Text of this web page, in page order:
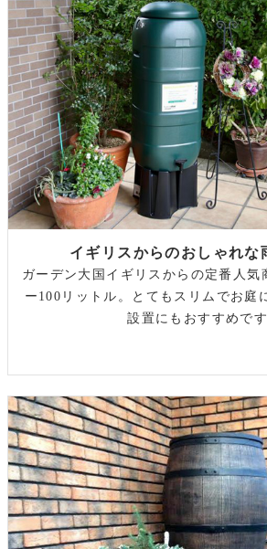
イギリスからのおしゃれな
ガーデン大国イギリスからの定番人気
ー100リットル。とてもスリムでお庭
設置にもおすすめです